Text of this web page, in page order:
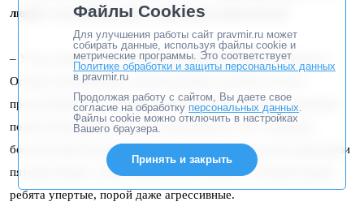
людей. А отец Виталий не проводил таких бесед?
– У нас дома нет, но на многих квартирах народ собирался.
Острых политических тем не касались, потому что всё
прослушивалось, а вопросы семьи, любви, взаимоотношения
полов обсуждались, всё это записывалось. Ну и, конечно,
богословские беседы проводил часто, иногда на них приходили
пятидесятники, тогда начиналась полемика, а пятидесятники
ребята упертые, порой даже агрессивные.
Файлы Cookies
Для улучшения работы сайт pravmir.ru может
собирать данные, используя файлы cookie и
метрические программы. Это соответствует
Политике обработки и защиты персональных данных
в pravmir.ru
Продолжая работу с сайтом, Вы даете свое
согласие на обработку персональных данных.
Файлы cookie можно отключить в настройках
Вашего браузера.
Принять и закрыть